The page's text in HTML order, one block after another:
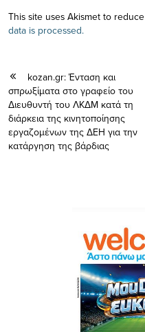
This site uses Akismet to
data is processed.
kozan.gr: Ένταση και
σπρωξίματα στο γραφείο του
Διευθυντή του ΛΚΔΜ κατά τη
διάρκεια της κινητοποίησης
εργαζομένων της ΔΕΗ για την
κατάργηση της βάρδιας